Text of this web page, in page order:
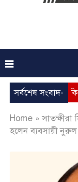
সর্বশেষ সংবাদ-
চেহারা কি দেখা
Home »
হলেন ব্যবসায়ী